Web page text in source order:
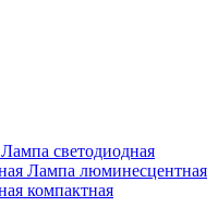
Лампа светодиодная
Лампа люминесцентная